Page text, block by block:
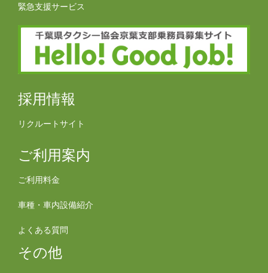
緊急支援サービス
採用情報
リクルートサイト
ご利用案内
ご利用料金
車種・車内設備紹介
よくある質問
その他